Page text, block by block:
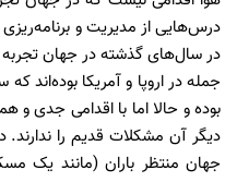
درس‌هایی از مدیریت و برنامه‌ریزی
در سال‌های گذشته در جهان
جمله در اروپا و آمریکا
بوده و حالا اما با اقدامی جدی و
دیگر آن مشکلات قدیم را
جهان منتظر باران (مانند یک